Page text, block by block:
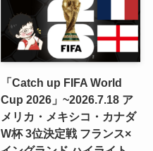
「Catch up FIFA World
Cup 2026」~2026.7.18 ア
メリカ・メキシコ・カナダ
W杯 3位決定戦 フランス×